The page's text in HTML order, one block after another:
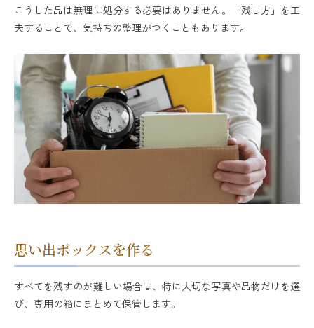
こうした品は無理に処分する必要はありません。「残し方」を工
夫することで、気持ちの整理がつくこともあります。
思い出ボックスを作る
すべてを残すのが難しい場合は、特に大切な写真や品物だけを選
び、専用の箱にまとめて保管します。